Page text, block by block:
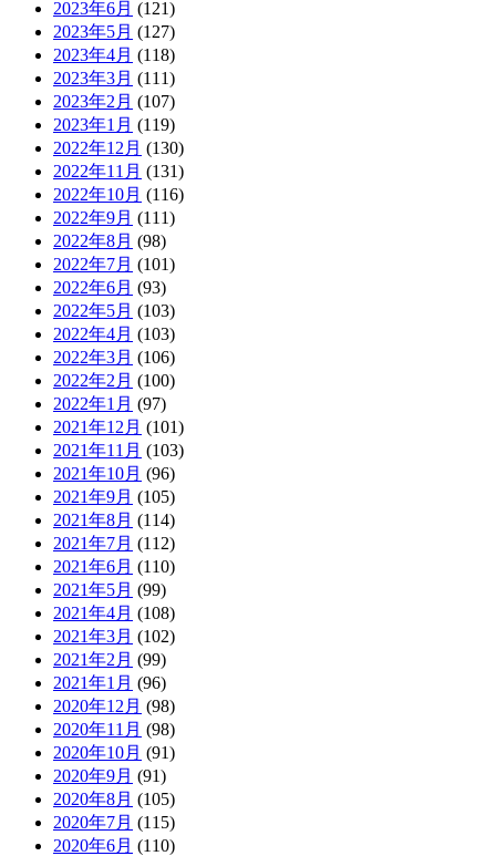
2023年6月 (121)
2023年5月 (127)
2023年4月 (118)
2023年3月 (111)
2023年2月 (107)
2023年1月 (119)
2022年12月 (130)
2022年11月 (131)
2022年10月 (116)
2022年9月 (111)
2022年8月 (98)
2022年7月 (101)
2022年6月 (93)
2022年5月 (103)
2022年4月 (103)
2022年3月 (106)
2022年2月 (100)
2022年1月 (97)
2021年12月 (101)
2021年11月 (103)
2021年10月 (96)
2021年9月 (105)
2021年8月 (114)
2021年7月 (112)
2021年6月 (110)
2021年5月 (99)
2021年4月 (108)
2021年3月 (102)
2021年2月 (99)
2021年1月 (96)
2020年12月 (98)
2020年11月 (98)
2020年10月 (91)
2020年9月 (91)
2020年8月 (105)
2020年7月 (115)
2020年6月 (110)